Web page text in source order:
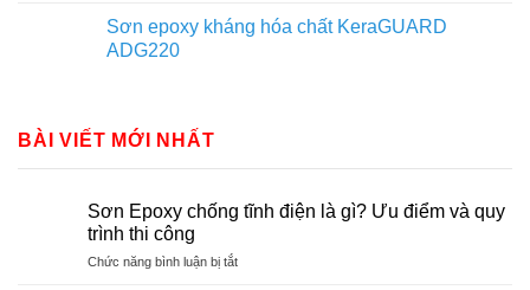
Sơn epoxy kháng hóa chất KeraGUARD
ADG220
BÀI VIẾT MỚI NHẤT
Sơn Epoxy chống tĩnh điện là gì? Ưu điểm và quy
trình thi công
Chức năng bình luận bị tắtở